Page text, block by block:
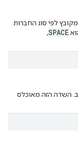
לפי סוג החברות.
SPACE
, ‏
השדה הזה מאוכלס